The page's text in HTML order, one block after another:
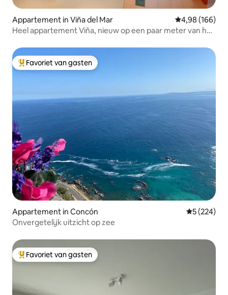
Appartement in Viña del Mar Gemiddelde
4,98 (166)
Heel appartement Viña, nieuw op een paar meter van het
Topfavoriet van gasten
Favoriet van gasten
Appartement in Concón
5 (224)
Onvergetelijk uitzicht op zee
Topfavoriet van gasten
Favoriet van gasten